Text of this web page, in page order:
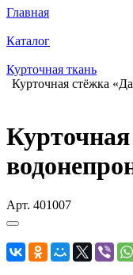
Главная
Каталог
Курточная ткань
Курточная стёжка
Арт. 401007